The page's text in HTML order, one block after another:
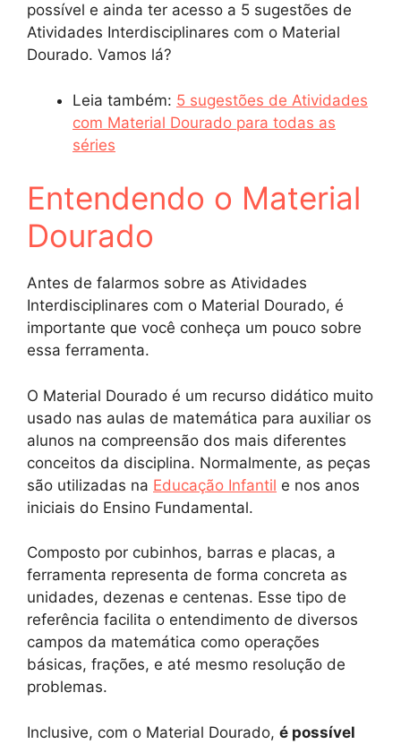
possível e ainda ter acesso a 5 sugestões de
Atividades Interdisciplinares com o Material
Dourado. Vamos lá?
Leia também: 5 sugestões de Atividades
com Material Dourado para todas as
séries
Entendendo o Material
Dourado
Antes de falarmos sobre as Atividades
Interdisciplinares com o Material Dourado, é
importante que você conheça um pouco sobre
essa ferramenta.
O Material Dourado é um recurso didático muito
usado nas aulas de matemática para auxiliar os
alunos na compreensão dos mais diferentes
conceitos da disciplina. Normalmente, as peças
são utilizadas na Educação Infantil e nos anos
iniciais do Ensino Fundamental.
Composto por cubinhos, barras e placas, a
ferramenta representa de forma concreta as
unidades, dezenas e centenas. Esse tipo de
referência facilita o entendimento de diversos
campos da matemática como operações
básicas, frações, e até mesmo resolução de
problemas.
Inclusive, com o Material Dourado, é possível